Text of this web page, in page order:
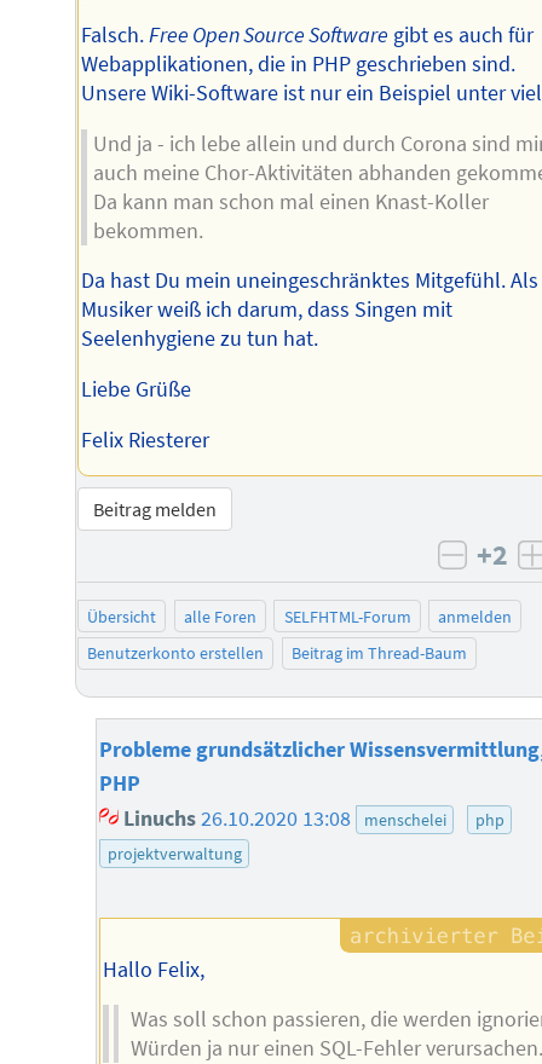
Falsch.Free Open Source Software gibt es auch für
Webapplikationen, die in PHP geschrieben sind.
Unsere Wiki-Software ist nur ein Beispiel unter
Und ja - ich lebe allein und durch Corona sind
auch meine Chor-Aktivitäten abhanden
Da kann man schon mal einen Knast-Koller
bekommen.
Da hast Du mein uneingeschränktes Mitgefühl. Als
Musiker weiß ich darum, dass Singen mit
Seelenhygiene zu tun hat.
Liebe Grüße
Felix Riesterer
Beitrag melden
+2
Übersicht alle Foren SELFHTML-Forum
anmelden
Benutzerkonto erstellen
Beitrag im Thread-Baum
Probleme grundsätzlicher
PHP
Linuchs26.10.2020 13:08 menschelei
php
projektverwaltung
Hallo Felix,
Was soll schon passieren, die werden
Würden ja nur einen SQL-Fehler verursachen.